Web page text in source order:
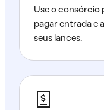
Use o consórcio
pagar entrada e
seus lances.